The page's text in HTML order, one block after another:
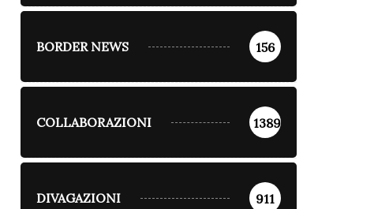
BORDER NEWS 156
COLLABORAZIONI 1389
DIVAGAZIONI 911